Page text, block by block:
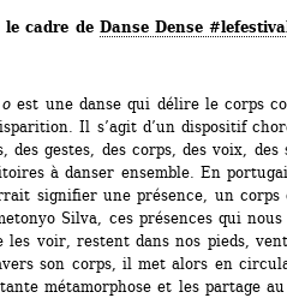
le cadre de Danse Dense
est une danse qui délire le corps
Il s’agit d’un dispositif
des gestes, des corps, des voix, des
à danser ensemble. En
signifier une présence, un corps
Silva, ces présences qui
les voir, restent dans nos pieds,
son corps, il met alors en
métamorphose et les partage